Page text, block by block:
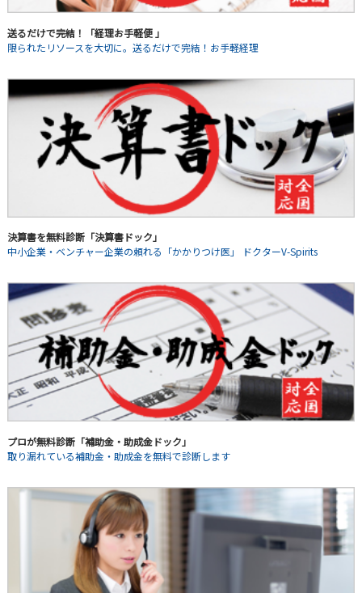
送るだけで完結！「経理お手軽便 」
限られたリソースを大切に。送るだけで完結！お手軽経理
決算書を無料診断「決算書ドック」
中小企業・ベンチャー企業の頼れる「かかりつけ医」 ドクターV-Spirits
プロが無料診断「補助金・助成金ドック」
取り漏れている補助金・助成金を無料で診断します